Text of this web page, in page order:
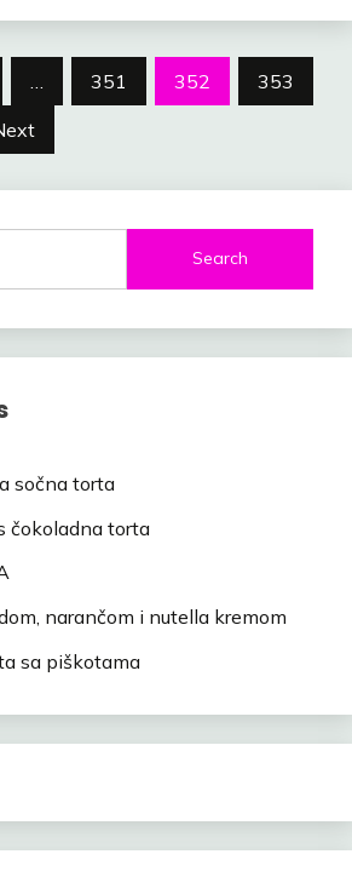
… 351 352
353
sočna torta
čokoladna torta
narančom i nutella kremom
sa piškotama